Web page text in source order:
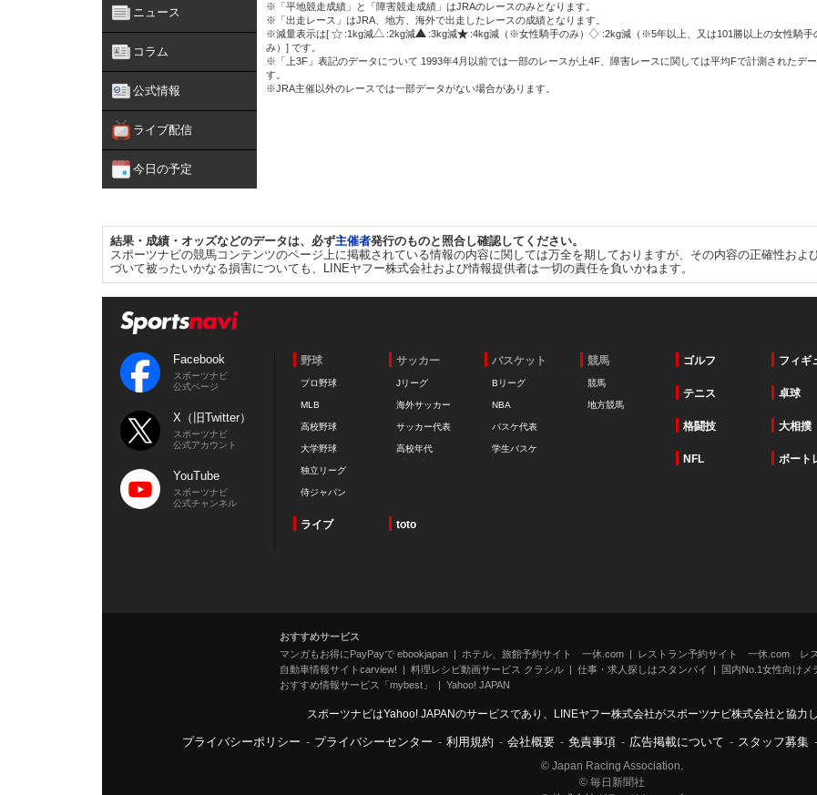
ニュース
コラム
公式情報
ライブ配信
今日の予定
※「平地競走成績」と「障害競走成績」はJRAのレースのみとなります。
※「出走レース」はJRA、地方、海外で出走したレースの成績となります。
※減量表示は[
:1kg減 :2kg減 :3kg減 :4kg減（※女性騎手のみ）
:2kg減（※5年以上、又は101勝以上の女性騎手
み）] です。
※「上3F」表記のデータについて 1993年4月以前では一部のレースが上4F、障害レースに関しては平均Fで計測されたデ
す。
※JRA主催以外のレースでは一部データがない場合があります。
結果・成績・オッズなどのデータは、必ず主催者発行のものと照合し確認してください。
スポーツナビの競馬コンテンツのページ上に掲載されている情報の内容に関しては万全を期しておりますが、その内容の正確性お
づいて被ったいかなる損害についても、LINEヤフー株式会社および情報提供者は一切の責任を負いかねます。
Facebook
スポーツナビ
公式ページ
X（旧Twitter）
スポーツナビ
公式アカウント
YouTube
スポーツナビ
公式チャンネル
野球
プロ野球
MLB
高校野球
大学野球
独立リーグ
侍ジャパン
サッカー
Jリーグ
海外サッカー
サッカー代表
高校年代
バスケット
Bリーグ
NBA
バスケ代表
学生バスケ
競馬
競馬
地方競馬
ゴルフ フィギ
テニス 卓球
格闘技 大相撲
NFL ボート
ライブ toto
おすすめサービス
マンガもお得にPayPayで ebookjapan
ホテル、旅館予約サイト 一休.com
レストラン予約サイト 一休.com レ
自動車情報サイトcarview!
料理レシピ動画サービス クラシル 仕事・求人探しはスタンバイ
国内No.1女性向けメ
おすすめ情報サービス「mybest」
Yahoo! JAPAN
スポーツナビはYahoo! JAPANのサービスであり、LINEヤフー株式会社がスポーツナビ株式会社と協力
プライバシーポリシー - プライバシーセンター - 利用規約 - 会社概要 - 免責事項 - 広告掲載について - スタッフ募集 -
© Japan Racing Association.
© 毎日新聞社